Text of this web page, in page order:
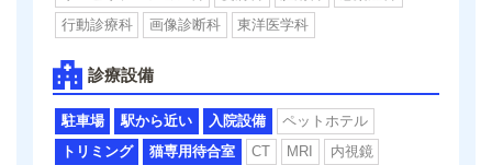
行動診療科
画像診断科 東洋医学科
診療設備
駐車場 駅から近い 入院設備
ペットホテル
トリミング
猫専用待合室 CT MRI
内視鏡